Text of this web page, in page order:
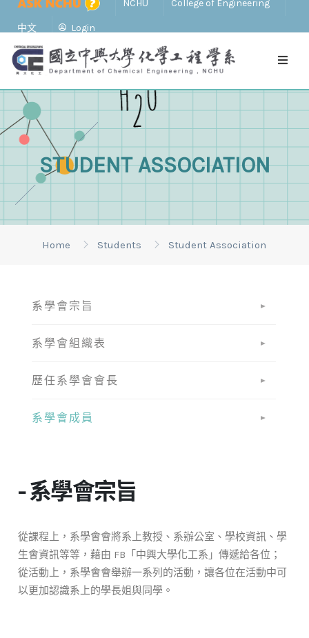
NCHU College of Engineering
中文 Login
STUDENT ASSOCIATION
Home Students Student Association
系學會宗旨
系學會組織表
歷任系學會會長
系學會成員
- 系學會宗旨
從課程上，系學會會將系上教授、系辦公室、學校資訊、學
生會資訊等等，藉由 FB「中興大學化工系」傳遞給各位；
從活動上，系學會會舉辦一系列的活動，讓各位在活動中可
以更加認識系上的學長姐與同學。